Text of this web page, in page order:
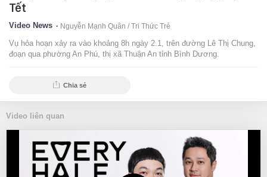
Tết
Video News Nguyễn Mạnh Quân‎ / Tri Thức Trẻ
Vụ hỏa hoạn xảy ra vào khoảng 8h ngày 2.1, trên đường Lê Thị Chung,
đoạn qua phường An Phú, thị xã Thuận An tỉnh Bình Dương.
Chia sẻ
Video liên quan